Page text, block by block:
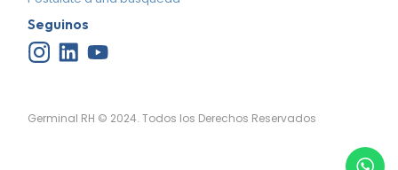
Seguinos
Germinal RH © 2024. Todos los Derechos Reservados